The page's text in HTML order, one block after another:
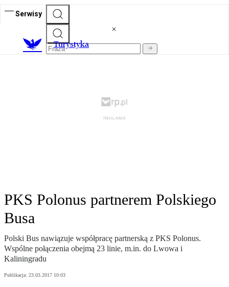
Serwisy
Turystyka
PKS Polonus partnerem Polskiego
Busa
Polski Bus nawiązuje współpracę partnerską z PKS Polonus.
Wspólne połączenia obejmą 23 linie, m.in. do Lwowa i
Kaliningradu
Publikacja: 23.03.2017 10:03